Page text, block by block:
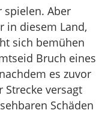
Aber
in diesem Land,
sich bemühen
Bruch eines
es zuvor
Strecke versagt
Schäden